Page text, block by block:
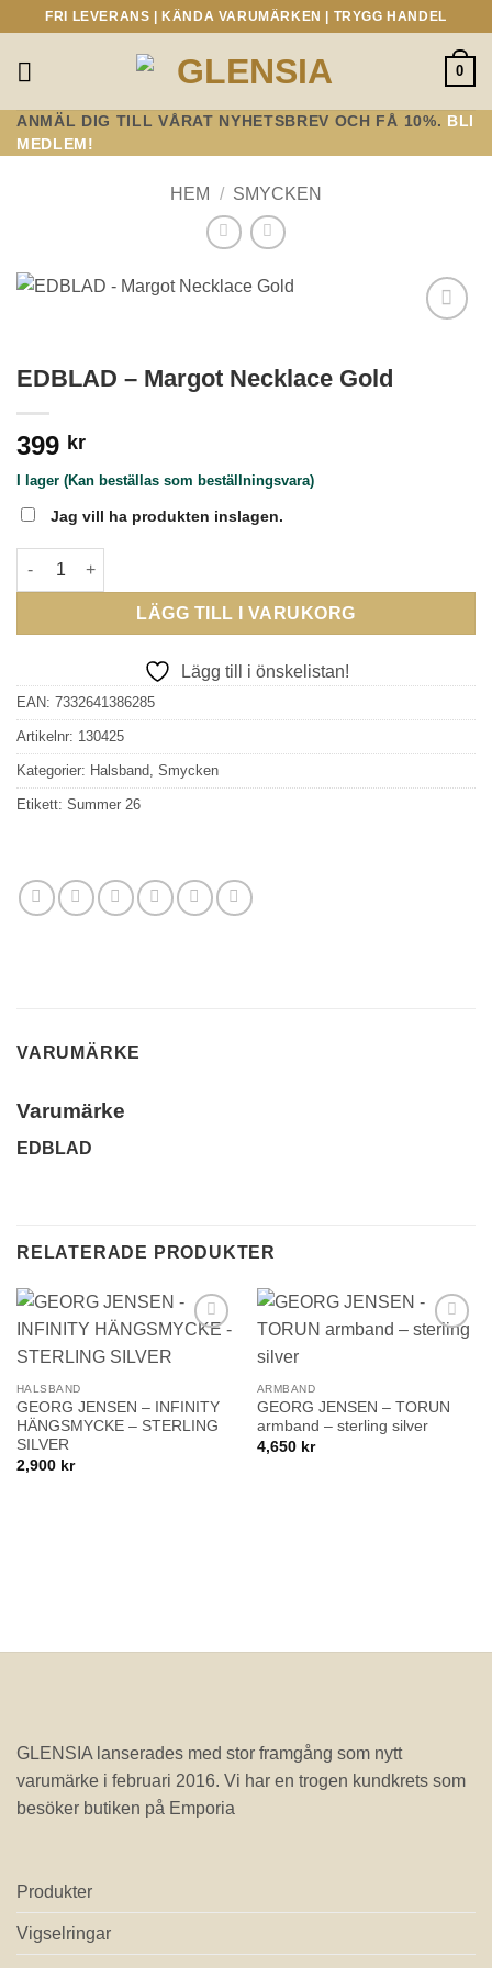
content
FRI LEVERANS | KÄNDA VARUMÄRKEN | TRYGG HANDEL
0
ANMÄL DIG TILL VÅRAT NYHETSBREV OCH FÅ 10%. BLI
MEDLEM!
HEM / SMYCKEN
EDBLAD – Margot Necklace Gold
399 kr
I lager (Kan beställas som beställningsvara)
Jag vill ha produkten inslagen.
EDBLAD - Margot Necklace Gold mängd
LÄGG TILL I VARUKORG
Lägg till i önskelistan!
EAN: 7332641386285
Artikelnr: 130425
Kategorier: Halsband Smycken
Etikett: Summer 26
VARUMÄRKE
Varumärke
EDBLAD
RELATERADE PRODUKTER
önskelistan!
HALSBAND
GEORG JENSEN – INFINITY
HÄNGSMYCKE – STERLING
SILVER
2,900 kr
ARMBAND
GEORG JENSEN – TORUN
armband – sterling silver
4,650 kr
GLENSIA lanserades med stor framgång som nytt
varumärke i februari 2016. Vi har en trogen kundkrets som
besöker butiken på Emporia
Produkter
Vigselringar